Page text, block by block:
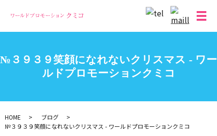
メ
№３９３９笑顔になれないクリスマス - ワー
ルドプロモーションクミコ
HOME
ブログ
№３９３９笑顔になれないクリスマス - ワールドプロモーションクミコ